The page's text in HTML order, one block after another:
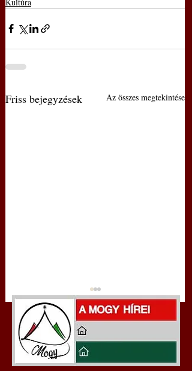
Friss bejegyzések Az összes megtekintése